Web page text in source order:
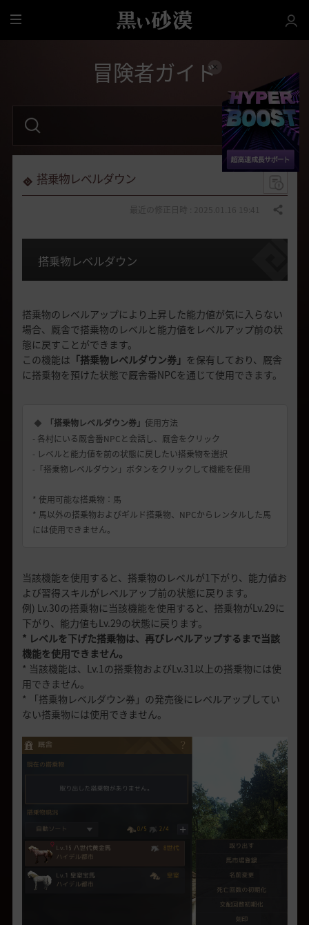
全
冒険者ガイド
句
を
搭乗物レベルダウン
共有する
搭乗物レベルダウン
搭乗物のレベルアップにより上昇した能力値が気に入らない
場合、厩舎で搭乗物のレベルと能力値をレベルアップ前の状
態に戻すことができます。
この機能は 「搭乗物レベルダウン券」 を保有しており、厩舎
に搭乗物を預けた状態で厩舎番NPCを通じて使用できます。
「搭乗物レベルダウン券」 使用方法
- 各村にいる厩舎番NPCと会話し、厩舎をクリック
- レベルと能力値を前の状態に戻したい搭乗物を選択
-「搭乗物レベルダウン」ボタンをクリックして機能を使用
* 使用可能な搭乗物：馬
* 馬以外の搭乗物およびギルド搭乗物、NPCからレンタルした馬
には使用できません。
当該機能を使用すると、搭乗物のレベルが1下がり、能力値お
よび習得スキルがレベルアップ前の状態に戻ります。
例) Lv.30の搭乗物に当該機能を使用すると、搭乗物がLv.29に
下がり、能力値もLv.29の状態に戻ります。
* レベルを下げた搭乗物は、再びレベルアップするまで当該
機能を使用できません。
* 当該機能は、Lv.1の搭乗物およびLv.31以上の搭乗物には使
用できません。
* 「搭乗物レベルダウン券」の発売後にレベルアップしてい
ない搭乗物には使用できません。